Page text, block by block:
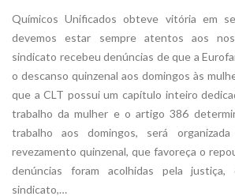
Químicos Unificados obteve vitória em
devemos estar sempre atentos aos
sindicato recebeu denúncias de que a
o descanso quinzenal aos domingos às
que a CLT possui um capítulo inteiro
trabalho da mulher e o artigo 386
trabalho aos domingos, será
revezamento quinzenal, que favoreça o
denúncias foram acolhidas pela justiça,
sindicato,…